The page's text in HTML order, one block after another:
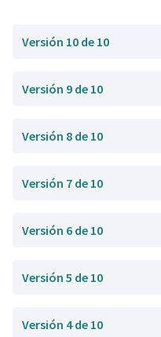
Versión 10 de 10
Versión 9 de 10
Versión 8 de 10
Versión 7 de 10
Versión 6 de 10
Versión 5 de 10
Versión 4 de 10